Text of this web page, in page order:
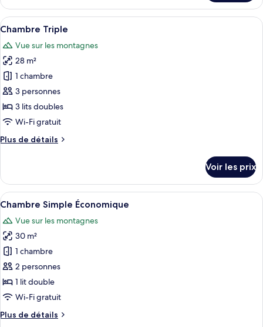
avec
lits
jumeaux
le
type
de
Chambre
Double
ou
avec
lits
jumeaux
Afficher
toutes
les
photos
pour
ce
type
de
chambre :
Chambre
Chambre Triple | Minibar, coffres-
6
Chambre Triple
Vue sur les montagnes
28 m²
1 chambre
3 personnes
3 lits doubles
Wi-Fi gratuit
Plus de détails
Plus
le
type
de
Chambre
Triple
Voir les prix
Afficher
toutes
les
photos
pour
ce
type
de
chambre :
Chambre
Chambre Simple Économique |
6
Chambre Simple Économique
Vue sur les montagnes
30 m²
1 chambre
2 personnes
1 lit double
Wi-Fi gratuit
Plus de détails
Plus